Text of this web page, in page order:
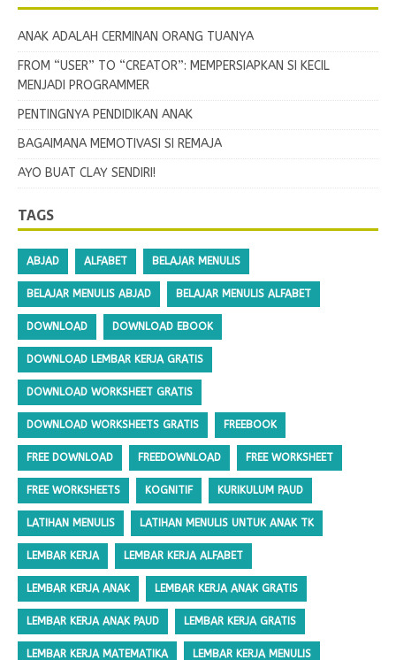
ANAK ADALAH CERMINAN ORANG TUANYA
FROM “USER” TO “CREATOR”: MEMPERSIAPKAN SI KECIL
MENJADI PROGRAMMER
PENTINGNYA PENDIDIKAN ANAK
BAGAIMANA MEMOTIVASI SI REMAJA
AYO BUAT CLAY SENDIRI!
TAGS
ABJAD ALFABET BELAJAR MENULIS
BELAJAR MENULIS ABJAD BELAJAR MENULIS ALFABET
DOWNLOAD DOWNLOAD EBOOK
DOWNLOAD LEMBAR KERJA GRATIS
DOWNLOAD WORKSHEET GRATIS
DOWNLOAD WORKSHEETS GRATIS FREEBOOK
FREE DOWNLOAD FREEDOWNLOAD FREE WORKSHEET
FREE WORKSHEETS KOGNITIF KURIKULUM PAUD
LATIHAN MENULIS LATIHAN MENULIS UNTUK ANAK TK
LEMBAR KERJA LEMBAR KERJA ALFABET
LEMBAR KERJA ANAK LEMBAR KERJA ANAK GRATIS
LEMBAR KERJA ANAK PAUD LEMBAR KERJA GRATIS
LEMBAR KERJA MATEMATIKA LEMBAR KERJA MENULIS